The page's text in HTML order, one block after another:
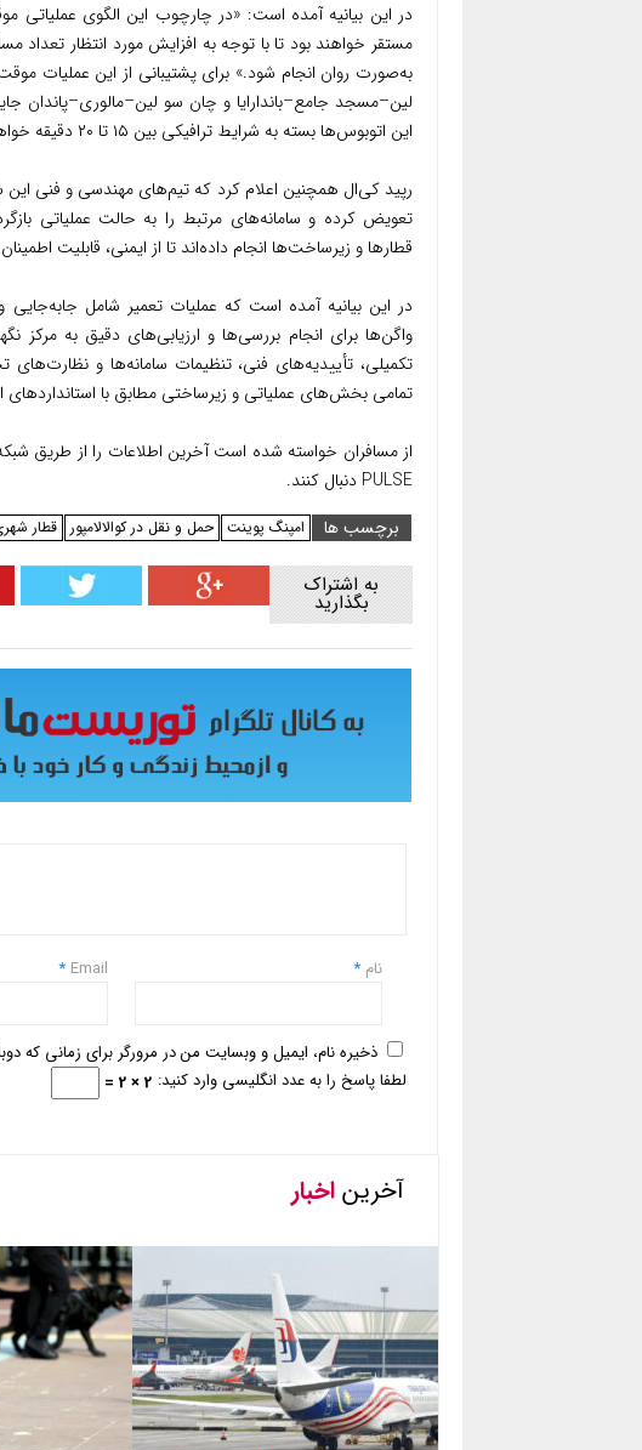
در این بیانیه آمده است: «در چارچوب این الگوی عملیاتی
مستقر خواهند بود تا با توجه به افزایش مورد انتظار تعداد
لین–مسجد جامع–باندارایا و چان سو لین–مالوری–پاندان
این اتوبوس‌ها بسته به شرایط ترافیکی بین ۱۵ تا ۲۰ دقیقه خواهد بود.
رپید کی‌ال همچنین اعلام کرد که تیم‌های مهندسی و فنی این
تعویض کرده و سامانه‌های مرتبط را به حالت عملیاتی
قطارها و زیرساخت‌ها انجام داده‌اند تا از ایمنی، قابلیت
در این بیانیه آمده است که عملیات تعمیر شامل جابه‌جایی
واگن‌ها برای انجام بررسی‌ها و ارزیابی‌های دقیق به مرکز
تکمیلی، تأییدیه‌های فنی، تنظیمات سامانه‌ها و
تمامی بخش‌های عملیاتی و زیرساختی مطابق با استانداردهای
PULSE دنبال کنند.
برچسب ها
امپنگ پوینت حمل و نقل در کوالالامپور قطار
به اشتراک
بگذارید
نام *
Email
*
ذخیره نام، ایمیل و وبسایت من در مرورگر برای زمانی که
لطفا پاسخ را به عدد انگلیسی وارد کنید: 2 × 2 =
آخریناخبار